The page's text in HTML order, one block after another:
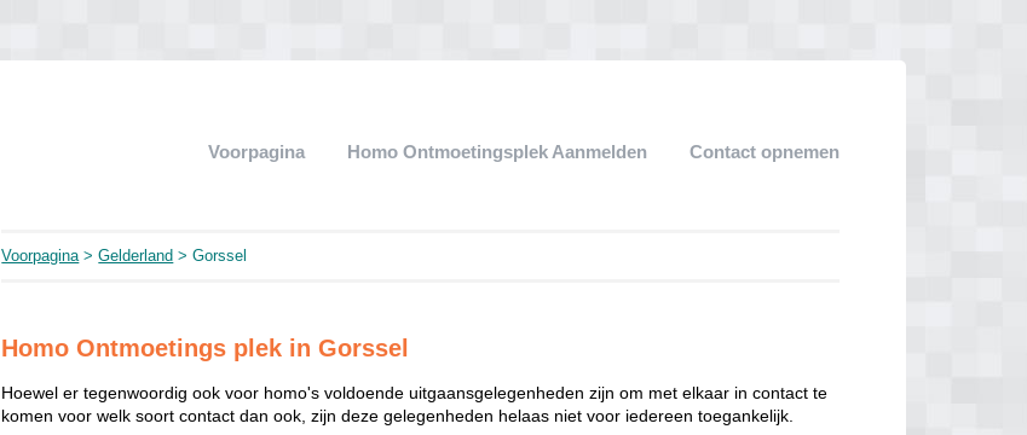
Voorpagina Homo Ontmoetingsplek Aanmelden Contact opnemen
Voorpagina>Gelderland > Gorssel
Homo Ontmoetings plek in Gorssel
Hoewel er tegenwoordig ook voor homo's voldoende uitgaansgelegenheden zijn om met elkaar in contact te
komen voor welk soort contact dan ook, zijn deze gelegenheden helaas niet voor iedereen toegankelijk.